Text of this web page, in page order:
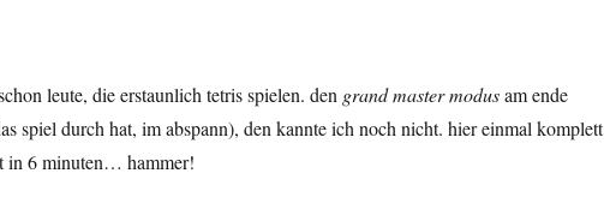
leute, die erstaunlich tetris spielen. den grand master modusam ende
spiel durch hat, im abspann), den kannte ich noch nicht. hier einmal komplett
in 6 minuten… hammer!